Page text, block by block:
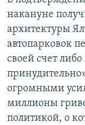
накануне
архитектуры
автопарковок
своей счет либо
огромными
миллионы
политикой, о